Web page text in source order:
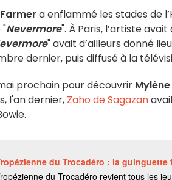
a enflammé les stades de
Nevermore". À Paris, l’artiste
" avait d’ailleurs donné
dernier, puis diffusé à la
prochain pour découvrir
l'an dernier, Zaho de Sagazan